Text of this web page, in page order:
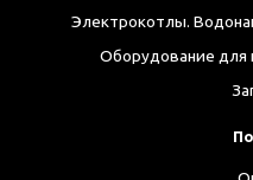
Электрокотлы.
Оборудование для